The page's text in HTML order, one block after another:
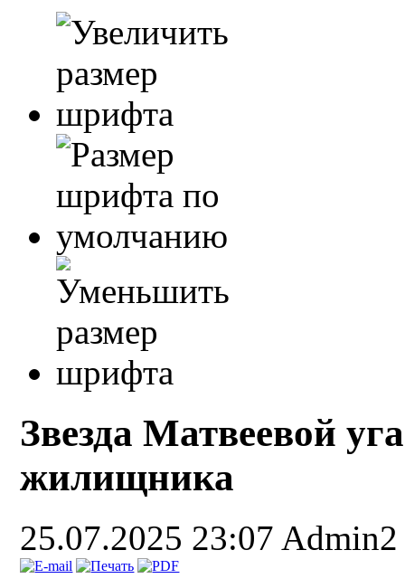
Звезда Матвеевой
жилищника
25.07.2025 23:07 Admin2